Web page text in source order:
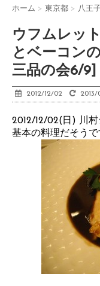
ホーム > 東京都 > 八王
ウフムレッ
とベーコン
三品の会6/9]
2012/12/02 2013/
2012/12/02(日) 川村
基本の料理だそうで